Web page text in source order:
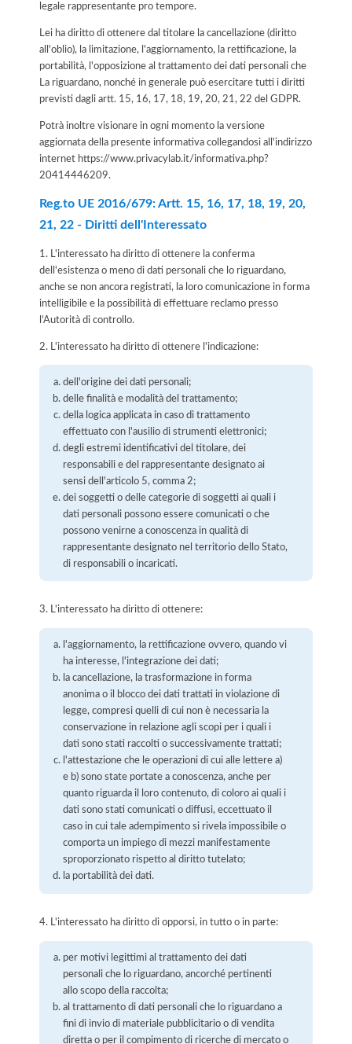
legale rappresentante pro tempore.
Lei ha diritto di ottenere dal titolare la cancellazione (diritto
all'oblio), la limitazione, l'aggiornamento, la rettificazione, la
portabilità, l'opposizione al trattamento dei dati personali che
La riguardano, nonché in generale può esercitare tutti i diritti
previsti dagli artt. 15, 16, 17, 18, 19, 20, 21, 22 del GDPR.
Potrà inoltre visionare in ogni momento la versione
aggiornata della presente informativa collegandosi all'indirizzo
internet https://www.privacylab.it/informativa.php?
20414446209.
Reg.to UE 2016/679: Artt. 15, 16, 17, 18, 19, 20,
21, 22 - Diritti dell'Interessato
1. L'interessato ha diritto di ottenere la conferma
dell'esistenza o meno di dati personali che lo riguardano,
anche se non ancora registrati, la loro comunicazione in forma
intelligibile e la possibilità di effettuare reclamo presso
l’Autorità di controllo.
2. L'interessato ha diritto di ottenere l'indicazione:
dell'origine dei dati personali;
delle finalità e modalità del trattamento;
della logica applicata in caso di trattamento
effettuato con l'ausilio di strumenti elettronici;
degli estremi identificativi del titolare, dei
responsabili e del rappresentante designato ai
sensi dell'articolo 5, comma 2;
dei soggetti o delle categorie di soggetti ai quali i
dati personali possono essere comunicati o che
possono venirne a conoscenza in qualità di
rappresentante designato nel territorio dello Stato,
di responsabili o incaricati.
3. L'interessato ha diritto di ottenere:
l'aggiornamento, la rettificazione ovvero, quando vi
ha interesse, l'integrazione dei dati;
la cancellazione, la trasformazione in forma
anonima o il blocco dei dati trattati in violazione di
legge, compresi quelli di cui non è necessaria la
conservazione in relazione agli scopi per i quali i
dati sono stati raccolti o successivamente trattati;
l'attestazione che le operazioni di cui alle lettere a)
e b) sono state portate a conoscenza, anche per
quanto riguarda il loro contenuto, di coloro ai quali i
dati sono stati comunicati o diffusi, eccettuato il
caso in cui tale adempimento si rivela impossibile o
comporta un impiego di mezzi manifestamente
sproporzionato rispetto al diritto tutelato;
la portabilità dei dati.
4. L'interessato ha diritto di opporsi, in tutto o in parte:
per motivi legittimi al trattamento dei dati
personali che lo riguardano, ancorché pertinenti
allo scopo della raccolta;
al trattamento di dati personali che lo riguardano a
fini di invio di materiale pubblicitario o di vendita
diretta o per il compimento di ricerche di mercato o